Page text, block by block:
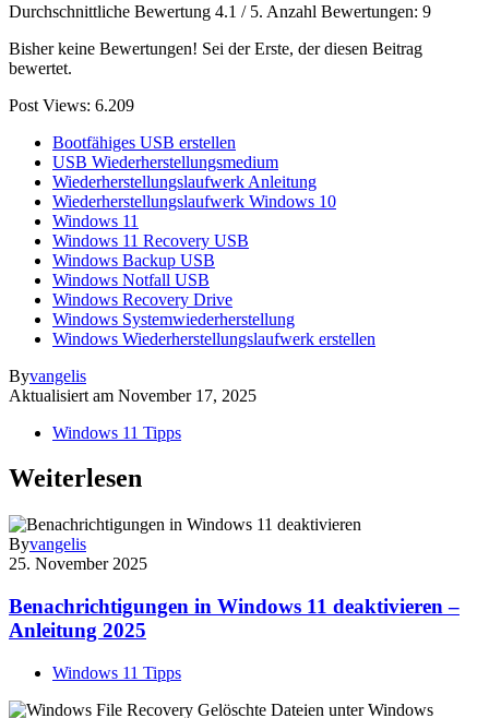
Durchschnittliche Bewertung 4.1 / 5. Anzahl Bewertungen: 9
Bisher keine Bewertungen! Sei der Erste, der diesen Beitrag
bewertet.
Post Views: 6.209
Bootfähiges USB erstellen
USB Wiederherstellungsmedium
Wiederherstellungslaufwerk Anleitung
Wiederherstellungslaufwerk Windows 10
Windows 11
Windows 11 Recovery USB
Windows Backup USB
Windows Notfall USB
Windows Recovery Drive
Windows Systemwiederherstellung
Windows Wiederherstellungslaufwerk erstellen
Byvangelis
Aktualisiert am November 17, 2025
Windows 11 Tipps
Weiterlesen
Byvangelis
25. November 2025
Benachrichtigungen in Windows 11 deaktivieren –
Anleitung 2025
Windows 11 Tipps